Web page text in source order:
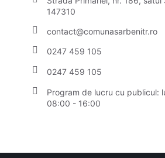
147310
contact@comunasarbenitr.ro
0247 459 105
0247 459 105
Program de lucru cu publicul:
08:00 - 16:00